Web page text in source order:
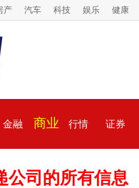
产 汽车 科技 娱乐 健康
金融 商业 行情 证券
公司的所有信息